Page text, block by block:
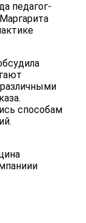
педагог-
различными
способам